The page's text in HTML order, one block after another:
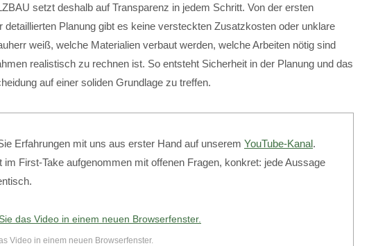
setzt deshalb auf Transparenz in jedem Schritt. Von der ersten
detaillierten Planung gibt es keine versteckten Zusatzkosten oder unklare
weiß, welche Materialien verbaut werden, welche Arbeiten nötig sind
realistisch zu rechnen ist. So entsteht Sicherheit in der Planung und das
auf einer soliden Grundlage zu treffen.
Erfahrungen mit uns aus erster Hand auf unserem YouTube-Kanal.
im First-Take aufgenommen mit offenen Fragen, konkret: jede Aussage
Video in einem neuen Browserfenster.